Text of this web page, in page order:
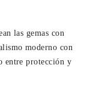
las gemas con
moderno con
entre protección y